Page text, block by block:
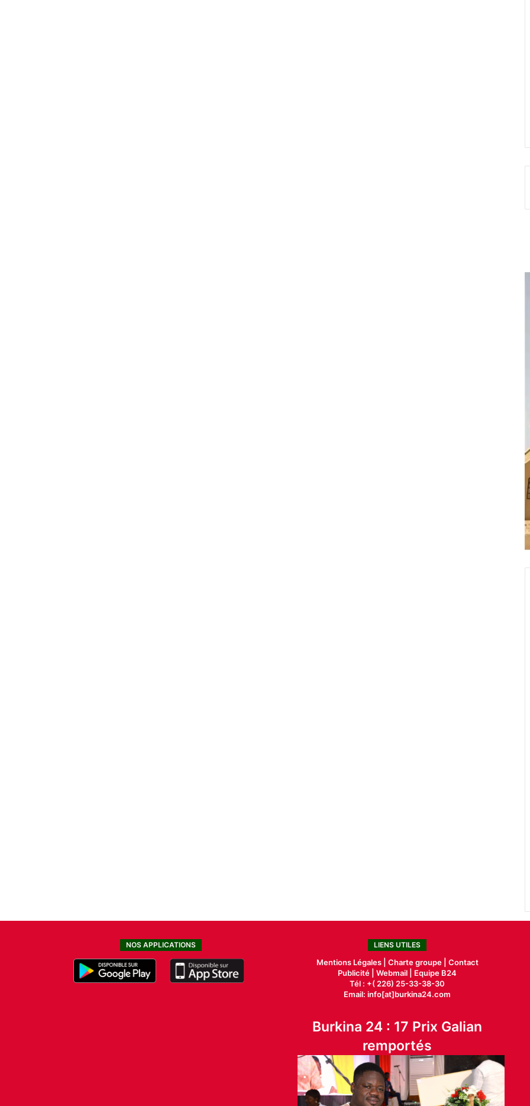
NOS APPLICATIONS LIENS UTILES
Mentions Légales | Charte groupe | Contact
Publicité |Webmail |
Equipe B24
Tél : +( 226) 25-33-38-30
Email: info[at]burkina24.com
Burkina 24 : 17 Prix Galian
remportés